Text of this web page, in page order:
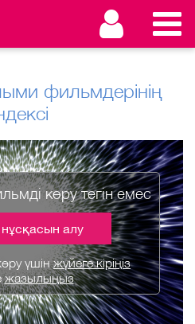
фильмдерінің
көру тегін емес
алу
үшінжүйеге кіріңіз
жазылыңыз